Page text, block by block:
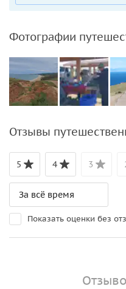
Фотографии
Отзывы
5 4 3
Показать оценки без